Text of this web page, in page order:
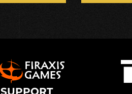
SUPPORT